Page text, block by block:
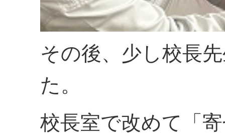
その後、少し校長
た。
校長室で改めて「